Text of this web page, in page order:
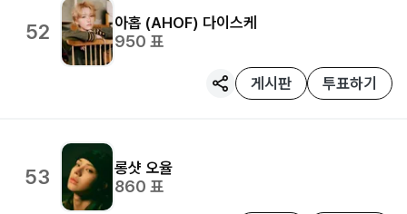
52 아홉 (AHOF) 다이스케
950 표
게시판 투표하기
53 롱샷 오율
860 표